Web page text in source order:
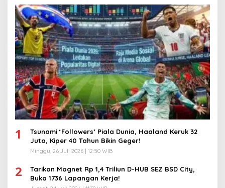
1
Tsunami ‘Followers’ Piala Dunia, Haaland Keruk 32
Juta, Kiper 40 Tahun Bikin Geger!
Minggu, 26 Juli 2026 | 12:50 WIB
2
Tarikan Magnet Rp 1,4 Triliun D-HUB SEZ BSD City,
Buka 1736 Lapangan Kerja!